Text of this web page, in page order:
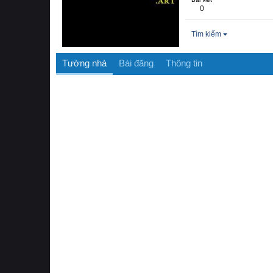
0
Tìm kiếm
Tường nhà Bài đăng Thông tin